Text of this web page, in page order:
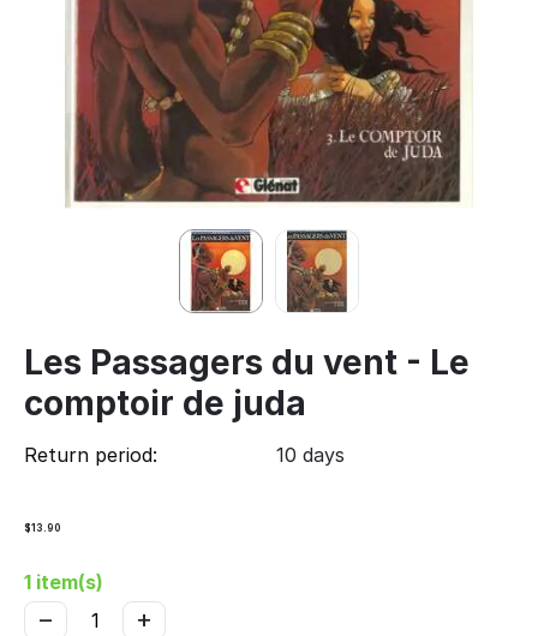
Les Passagers du vent - Le
comptoir de juda
Return period: 10 days
$13.90
1 item(s)
+
−